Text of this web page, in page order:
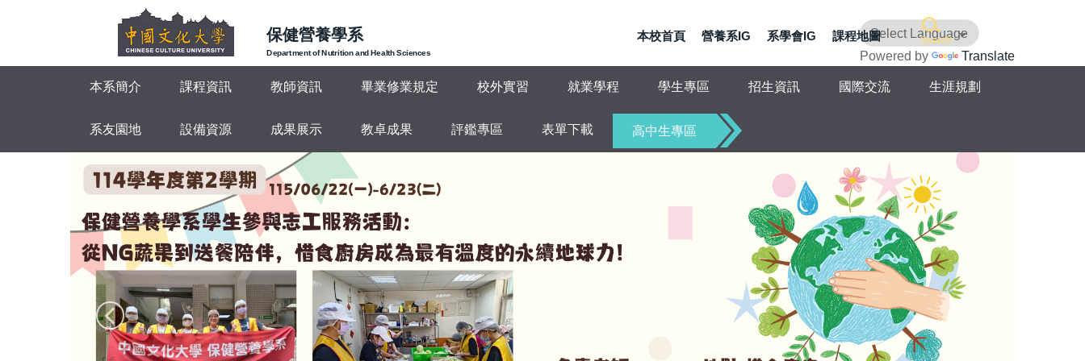
要
保健營養學系
Department of Nutrition and Health Sciences
Search
Powered by Translate
本校首頁 營養系IG 系學會IG 課程地圖
本系簡介 課程資訊 教師資訊 畢業修業規定 校外實習 就業學程 學生專區 招生資訊 國際交流 生涯規劃
系友園地 設備資源 成果展示 教卓成果 評鑑專區 表單下載 高中生專區